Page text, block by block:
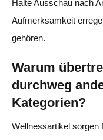
Halte Ausschau nach
Aufmerksamkeit
gehören.
Warum
durchweg
Kategorien?
Wellnessartikel sorgen